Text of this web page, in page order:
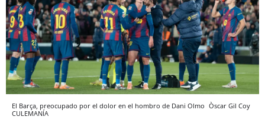
El Barça, preocupado por el dolor en el hombro de Dani Olmo Òscar Gil Coy
CULEMANÍA